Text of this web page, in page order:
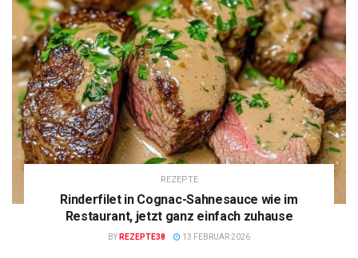
REZEPTE
Rinderfilet in Cognac-Sahnesauce wie im
Restaurant, jetzt ganz einfach zuhause
BY REZEPTE38 13 FEBRUAR 2026